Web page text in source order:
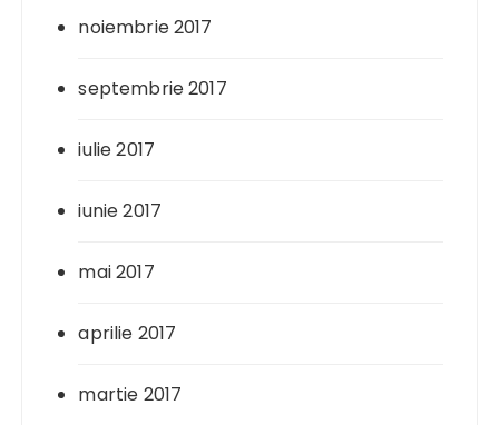
noiembrie 2017
septembrie 2017
iulie 2017
iunie 2017
mai 2017
aprilie 2017
martie 2017